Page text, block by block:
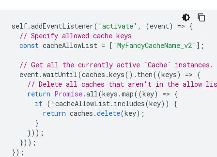
self.addEventListener( 'activate' , (event) => {
// Specify allowed cache keys
const cacheAllowList = [ 'MyFancyCacheName_v2' ];
// Get all the currently active `Cache` instances.
event.waitUntil(caches .keys(). then((keys) => {
// Delete all caches that aren't in the allow
return Promise.all(keys .map((key) => {
if ( ! cacheAllowList. includes(key))
{
return caches .delete(key);
}
}));
}));
});